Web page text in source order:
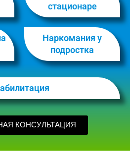
стационаре
Наркомания у
подростка
КОНСУЛЬТАЦИЯ